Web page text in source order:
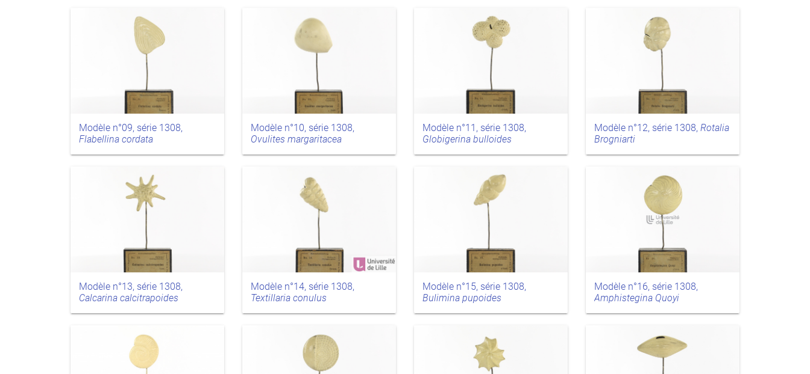
Modèle n°09, série 1308,
Flabellina cordata
Modèle n°10, série 1308,
Ovulites margaritacea
Modèle n°11, série 1308,
Globigerina bulloides
Modèle n°12, série 1308, Rotalia
Brogniarti
Modèle n°13, série 1308,
Calcarina calcitrapoides
Modèle n°14, série 1308,
Textillaria conulus
Modèle n°15, série 1308,
Bulimina pupoides
Modèle n°16, série 1308,
Amphistegina Quoyi